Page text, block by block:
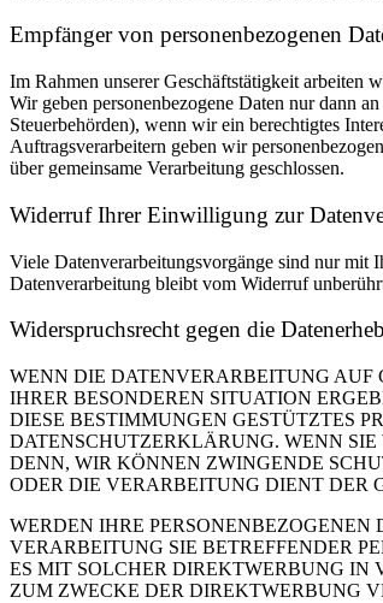
Empfänger von personenbezogenen
Im Rahmen unserer Geschäftstätigkeit arbeiten
Wir geben personenbezogene Daten nur dann
Steuerbehörden), wenn wir ein berechtigtes
Auftragsverarbeitern geben wir
über gemeinsame Verarbeitung geschlossen.
Widerruf Ihrer Einwilligung zur
Viele Datenverarbeitungsvorgänge sind nur
Datenverarbeitung bleibt vom Widerruf
Widerspruchsrecht gegen die
WENN DIE DATENVERARBEITUNG AUF
IHRER BESONDEREN SITUATION
DIESE BESTIMMUNGEN GESTÜTZTES
DATENSCHUTZERKLÄRUNG. WENN
DENN, WIR KÖNNEN ZWINGENDE
ODER DIE VERARBEITUNG DIENT DER
WERDEN IHRE
VERARBEITUNG SIE BETREFFENDER
ES MIT SOLCHER DIREKTWERBUNG IN
ZUM ZWECKE DER DIREKTWERBUNG